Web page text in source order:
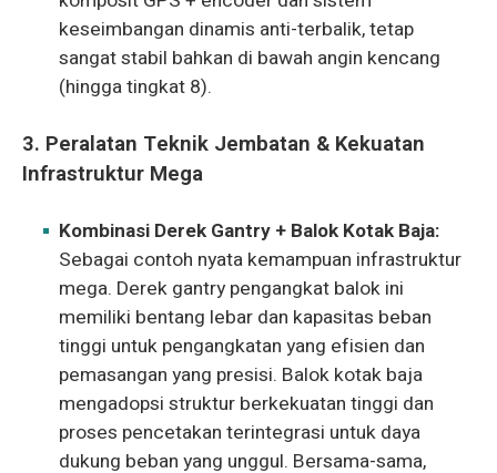
keseimbangan dinamis anti-terbalik, tetap
sangat stabil bahkan di bawah angin kencang
(hingga tingkat 8).
3. Peralatan Teknik Jembatan & Kekuatan
Infrastruktur Mega
Kombinasi Derek Gantry + Balok Kotak Baja:
Sebagai contoh nyata kemampuan infrastruktur
mega. Derek gantry pengangkat balok ini
memiliki bentang lebar dan kapasitas beban
tinggi untuk pengangkatan yang efisien dan
pemasangan yang presisi. Balok kotak baja
mengadopsi struktur berkekuatan tinggi dan
proses pencetakan terintegrasi untuk daya
dukung beban yang unggul. Bersama-sama,